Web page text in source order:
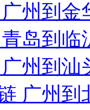
州到金
岛到临
州到汕
广州